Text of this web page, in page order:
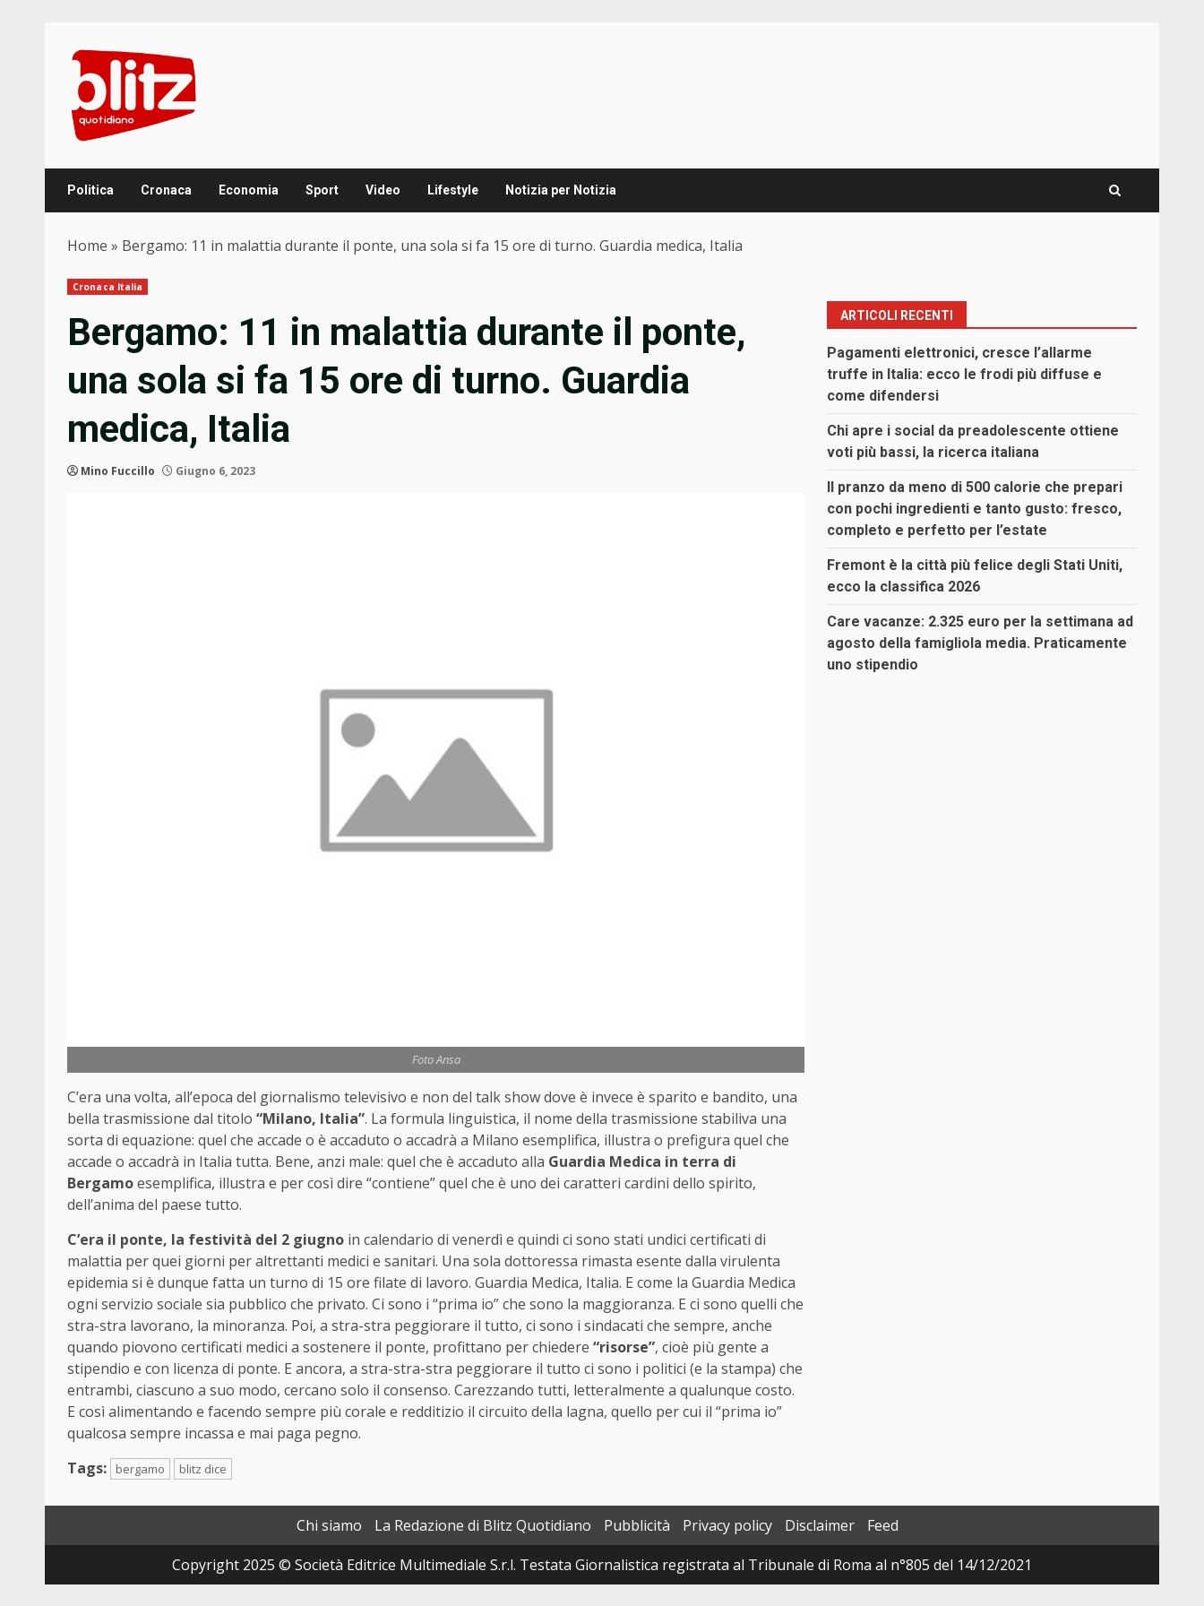
content
Politica Cronaca Economia Sport Video Lifestyle Notizia per Notizia
Home » Bergamo: 11 in malattia durante il ponte, una sola si fa 15 ore di turno. Guardia medica, Italia
Cronaca Italia
Bergamo: 11 in malattia durante il ponte,
una sola si fa 15 ore di turno. Guardia
medica, Italia
Mino Fuccillo Giugno 6, 2023
Foto Ansa
C’era una volta, all’epoca del giornalismo televisivo e non del talk show dove è invece è sparito e bandito, una
bella trasmissione dal titolo “Milano, Italia”. La formula linguistica, il nome della trasmissione stabiliva una
sorta di equazione: quel che accade o è accaduto o accadrà a Milano esemplifica, illustra o prefigura quel che
accade o accadrà in Italia tutta. Bene, anzi male: quel che è accaduto alla Guardia Medica in terra di
Bergamoesemplifica, illustra e per così dire “contiene” quel che è uno dei caratteri cardini dello spirito,
dell’anima del paese tutto.
C’era il ponte, la festività del 2 giugno in calendario di venerdì e quindi ci sono stati undici certificati di
malattia per quei giorni per altrettanti medici e sanitari. Una sola dottoressa rimasta esente dalla virulenta
epidemia si è dunque fatta un turno di 15 ore filate di lavoro. Guardia Medica, Italia. E come la Guardia Medica
ogni servizio sociale sia pubblico che privato. Ci sono i “prima io” che sono la maggioranza. E ci sono quelli che
stra-stra lavorano, la minoranza. Poi, a stra-stra peggiorare il tutto, ci sono i sindacati che sempre, anche
quando piovono certificati medici a sostenere il ponte, profittano per chiedere “risorse”, cioè più gente a
stipendio e con licenza di ponte. E ancora, a stra-stra-stra peggiorare il tutto ci sono i politici (e la stampa) che
entrambi, ciascuno a suo modo, cercano solo il consenso. Carezzando tutti, letteralmente a qualunque costo.
E così alimentando e facendo sempre più corale e redditizio il circuito della lagna, quello per cui il “prima io”
qualcosa sempre incassa e mai paga pegno.
Tags:
bergamo blitz dice
ARTICOLI RECENTI
Pagamenti elettronici, cresce l’allarme
truffe in Italia: ecco le frodi più diffuse e
come difendersi
Chi apre i social da preadolescente ottiene
voti più bassi, la ricerca italiana
Il pranzo da meno di 500 calorie che prepari
con pochi ingredienti e tanto gusto: fresco,
completo e perfetto per l’estate
Fremont è la città più felice degli Stati Uniti,
ecco la classifica 2026
Care vacanze: 2.325 euro per la settimana ad
agosto della famigliola media. Praticamente
uno stipendio
Chi siamo La Redazione di Blitz Quotidiano Pubblicità Privacy policy Disclaimer
Feed
Copyright 2025 © Società Editrice Multimediale S.r.l. Testata Giornalistica registrata al Tribunale di Roma al n°805 del 14/12/2021